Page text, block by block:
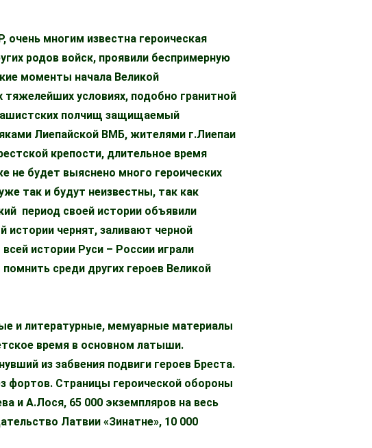
многим известна героическая
родов войск, проявили беспримерную
моменты начала Великой
условиях, подобно гранитной
полчищ защищаемый
Лиепайской ВМБ, жителями г.Лиепаи
крепости, длительное время
не будет выяснено много героических
так и будут неизвестны, так как
период своей истории объявили
истории чернят, заливают черной
истории Руси – России играли
среди других героев Великой
и литературные, мемуарные материалы
время в основном латыши.
из забвения подвиги героев Бреста.
фортов. Страницы героической обороны
и А.Лося, 65 000 экземпляров на весь
Латвии «Зинатне», 10 000